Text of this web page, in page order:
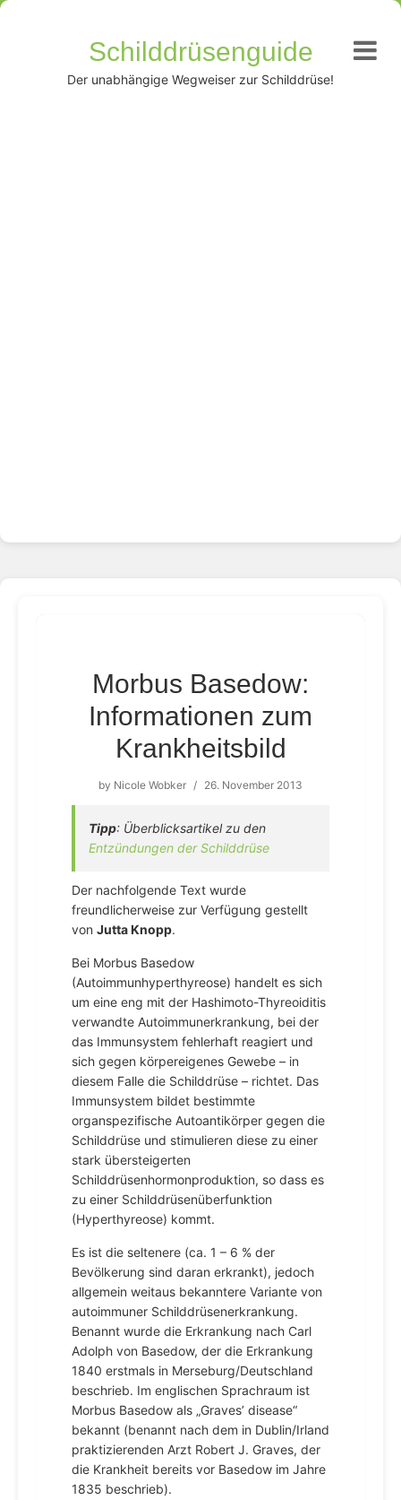
Schilddrüsenguide
Der unabhängige Wegweiser zur Schilddrüse!
Morbus Basedow:
Informationen zum
Krankheitsbild
by Nicole Wobker / 26. November 2013
Tipp: Überblicksartikel zu den
Entzündungen der Schilddrüse
Der nachfolgende Text wurde
freundlicherweise zur Verfügung gestellt
von Jutta Knopp.
Bei Morbus Basedow
(Autoimmunhyperthyreose) handelt es sich
um eine eng mit der Hashimoto-Thyreoiditis
verwandte Autoimmunerkrankung, bei der
das Immunsystem fehlerhaft reagiert und
sich gegen körpereigenes Gewebe – in
diesem Falle die Schilddrüse – richtet. Das
Immunsystem bildet bestimmte
organspezifische Autoantikörper gegen die
Schilddrüse und stimulieren diese zu einer
stark übersteigerten
Schilddrüsenhormonproduktion, so dass es
zu einer Schilddrüsenüberfunktion
(Hyperthyreose) kommt.
Es ist die seltenere (ca. 1 – 6 % der
Bevölkerung sind daran erkrankt), jedoch
allgemein weitaus bekanntere Variante von
autoimmuner Schilddrüsenerkrankung.
Benannt wurde die Erkrankung nach Carl
Adolph von Basedow, der die Erkrankung
1840 erstmals in Merseburg/Deutschland
beschrieb. Im englischen Sprachraum ist
Morbus Basedow als „Graves’ disease“
bekannt (benannt nach dem in Dublin/Irland
praktizierenden Arzt Robert J. Graves, der
die Krankheit bereits vor Basedow im Jahre
1835 beschrieb).